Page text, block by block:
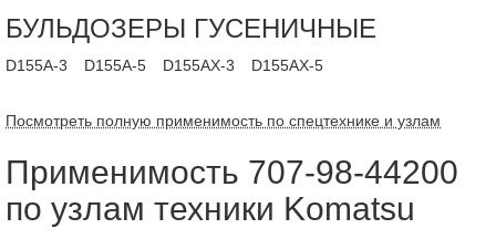
БУЛЬДОЗЕРЫ ГУСЕНИЧНЫЕ
D155A-3 D155A-5 D155AX-3 D155AX-5
Посмотреть полную применимость по спецтехнике и узлам
Применимость 707-98-44200
по узлам техники Komatsu